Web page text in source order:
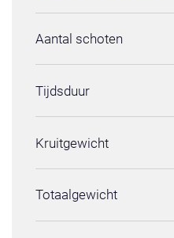
Aantal schoten
Tijdsduur
Kruitgewicht
Totaalgewicht